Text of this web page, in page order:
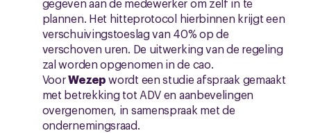
plannen. Het hitteprotocol hierbinnen krijgt een
verschuivingstoeslag van 40% op de
verschoven uren. De uitwerking van de regeling
zal worden opgenomen in de cao.
VoorWezepwordt een studie afspraak gemaakt
met betrekking tot ADV en aanbevelingen
overgenomen, in samenspraak met de
ondernemingsraad.